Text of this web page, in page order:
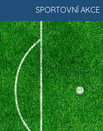
SPORTOVNÍ AKCE